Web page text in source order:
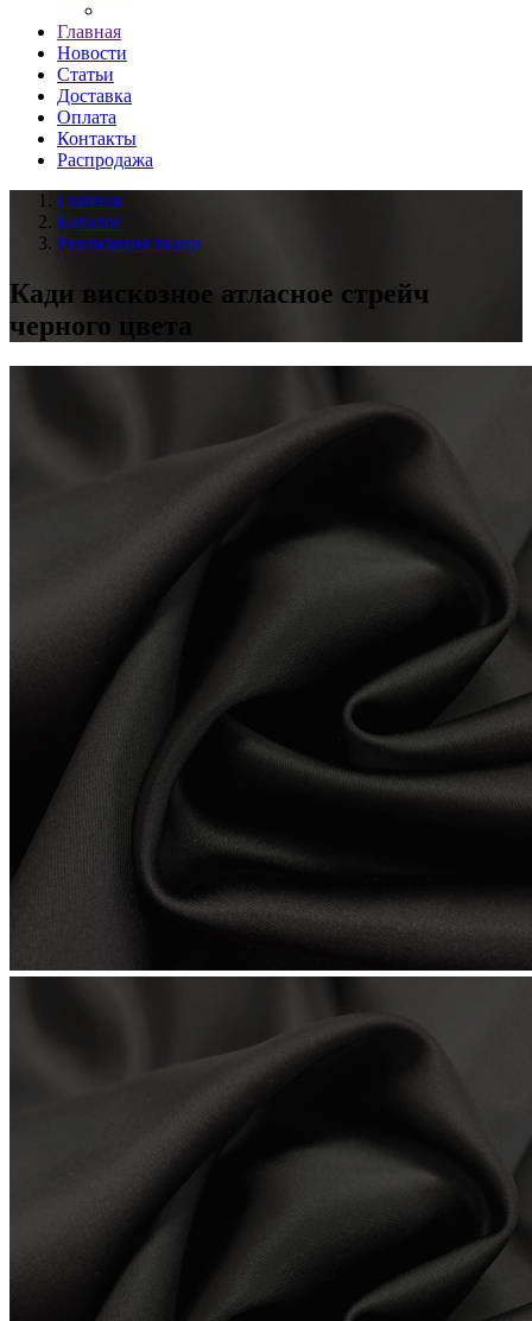
Главная
Новости
Статьи
Доставка
Оплата
Контакты
Распродажа
Главная
Каталог
Реализация ткани
Кади вискозное атласное стрейч
черного цвета